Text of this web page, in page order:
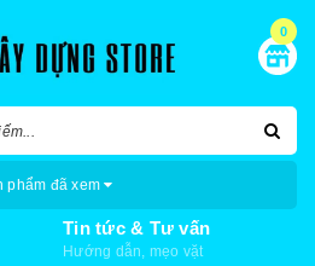
0
phẩm đã xem
Tin tức & Tư vấn
Hướng dẫn, mẹo vặt